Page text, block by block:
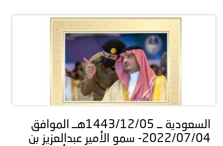
السعودية ــ 1443/12/05هــ الموافق
2022/07/04- سمو الأمير عبدالعزيز بن